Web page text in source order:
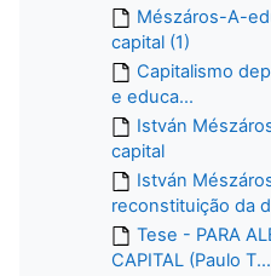
Mészáros-A-
capital (1)
Capitalismo
e educa...
István
capital
István
reconstituição da
Tese - PARA
CAPITAL (Paulo T...